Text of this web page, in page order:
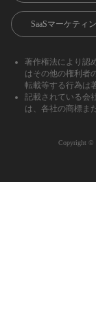
SaaSマーケティ
著作権法により認
はその他の権利者
転載等する行為は
記載されている会
は、各社の商標ま
Copyright ©︎